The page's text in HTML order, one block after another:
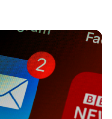
Ook de ervaring met
worden als het
Via onze CCM in the
in zijn!